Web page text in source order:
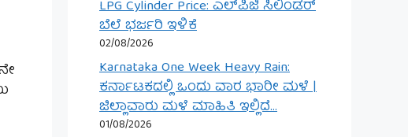
LPG Cylinder Price: ಎಲ್‌ಪಿಜಿ ಸಿಲಿಂಡರ್
ಬೆಲೆ ಭರ್ಜರಿ ಇಳಿಕೆ
02/08/2026
Karnataka One Week Heavy Rain:
ಕರ್ನಾಟಕದಲ್ಲಿ ಒಂದು ವಾರ ಭಾರೀ ಮಳೆ |
ಜಿಲ್ಲಾವಾರು ಮಳೆ ಮಾಹಿತಿ ಇಲ್ಲಿದೆ…
01/08/2026